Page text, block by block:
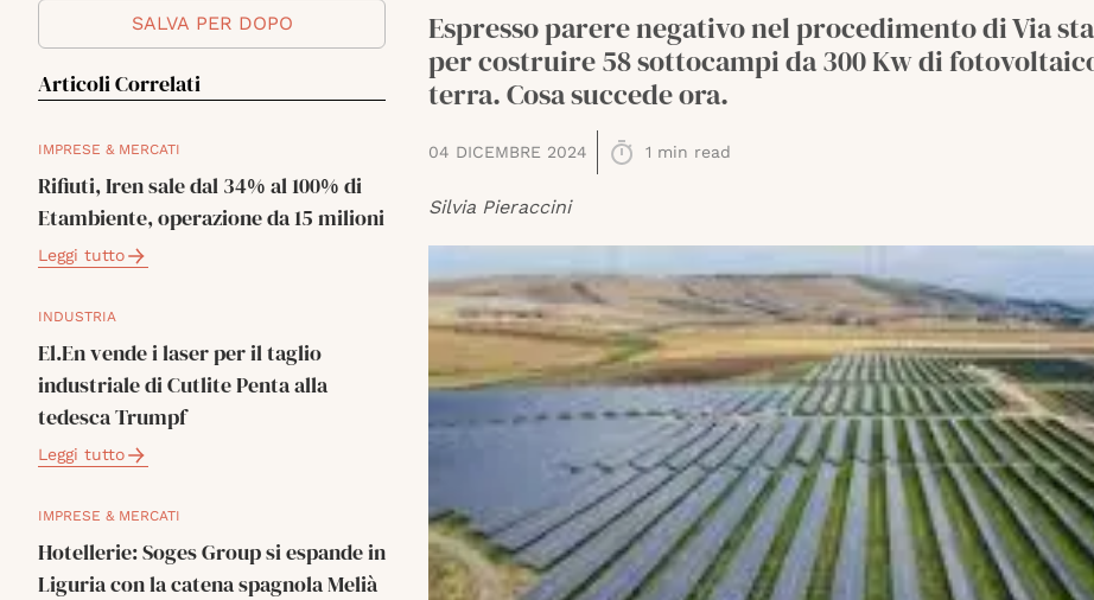
SALVA PER DOPO
Articoli Correlati
IMPRESE & MERCATI
Rifiuti, Iren sale dal 34% al 100% di
Etambiente, operazione da 15 milioni
Leggi tutto
INDUSTRIA
El.En vende i laser per il taglio
industriale di Cutlite Penta alla
tedesca Trumpf
Leggi tutto
IMPRESE & MERCATI
Hotellerie: Soges Group si espande in
Liguria con la catena spagnola Melià
Espresso parere negativo nel procedimento di Via
per costruire 58 sottocampi da 300 Kw di
terra. Cosa succede ora.
04 DICEMBRE 2024 1 min read
Silvia Pieraccini